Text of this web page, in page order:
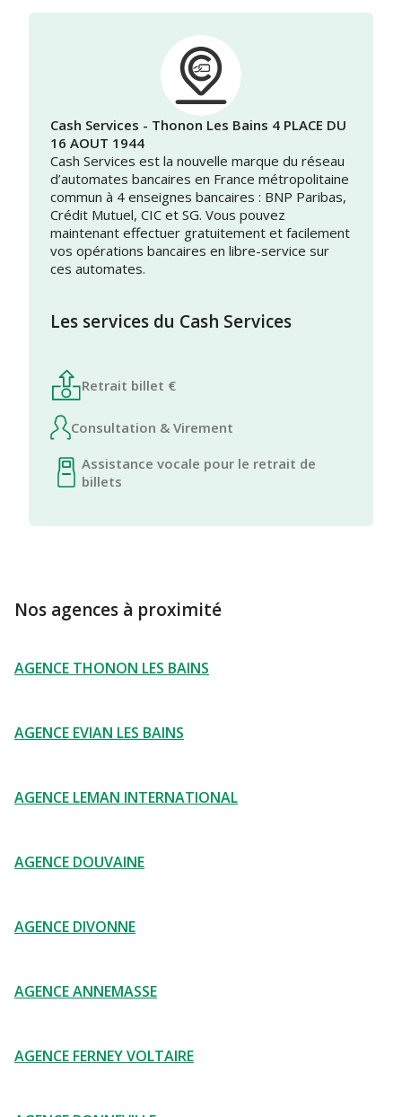
Cash Services - Thonon Les Bains 4 PLACE DU
16 AOUT 1944
Cash Services est la nouvelle marque du réseau
d’automates bancaires en France métropolitaine
commun à 4 enseignes bancaires : BNP Paribas,
Crédit Mutuel, CIC et SG. Vous pouvez
maintenant effectuer gratuitement et facilement
vos opérations bancaires en libre-service sur
ces automates.
Les services du Cash Services
Retrait billet €
Consultation & Virement
Assistance vocale pour le retrait de
billets
Nos agences à proximité
AGENCE THONON LES BAINS
AGENCE EVIAN LES BAINS
AGENCE LEMAN INTERNATIONAL
AGENCE DOUVAINE
AGENCE DIVONNE
AGENCE ANNEMASSE
AGENCE FERNEY VOLTAIRE